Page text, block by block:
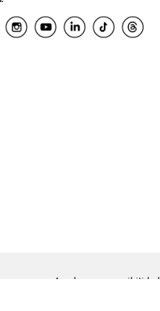
Ayuda para accesibilidad